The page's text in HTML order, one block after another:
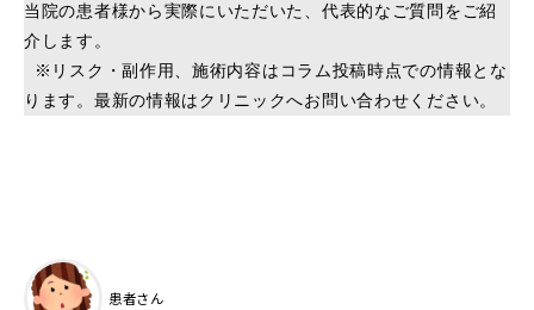
当院の患者様から実際にいただいた、代表的なご質問をご紹
介します。
ります。最新の情報はクリニックへお問い合わせください。
患者さん